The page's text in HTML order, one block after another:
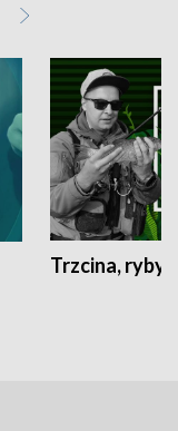
Trzcina, ryby